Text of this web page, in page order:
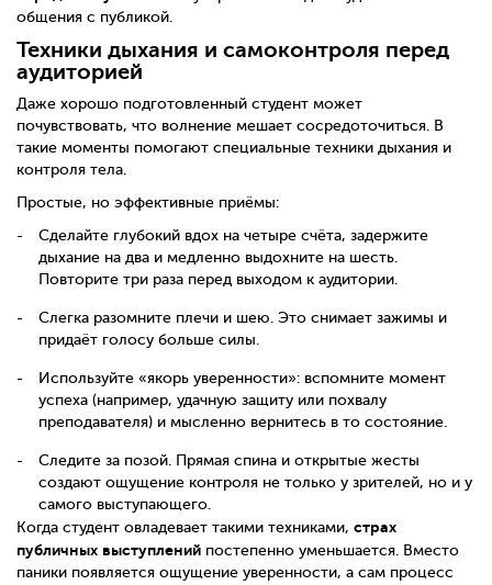
общения с публикой.
Техники дыхания и самоконтроля перед
аудиторией
Даже хорошо подготовленный студент может
почувствовать, что волнение мешает сосредоточиться. В
такие моменты помогают специальные техники дыхания и
контроля тела.
Простые, но эффективные приёмы:
Сделайте глубокий вдох на четыре счёта, задержите
дыхание на два и медленно выдохните на шесть.
Повторите три раза перед выходом к аудитории.
Слегка разомните плечи и шею. Это снимает зажимы и
придаёт голосу больше силы.
Используйте «якорь уверенности»: вспомните момент
успеха (например, удачную защиту или похвалу
преподавателя) и мысленно вернитесь в то состояние.
Следите за позой. Прямая спина и открытые жесты
создают ощущение контроля не только у зрителей, но и у
самого выступающего.
Когда студент овладевает такими техниками, страх
публичных выступлений постепенно уменьшается. Вместо
паники появляется ощущение уверенности, а сам процесс